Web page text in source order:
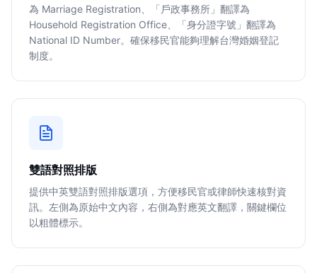
為 Marriage Registration、「戶政事務所」翻譯為
Household Registration Office、「身分證字號」翻譯為
National ID Number。確保移民官能夠理解台灣婚姻登記
制度。
雙語對照排版
提供中英雙語對照排版選項，方便移民官或律師快速核對資
訊。左側為原始中文內容，右側為對應英文翻譯，關鍵欄位
以粗體標示。